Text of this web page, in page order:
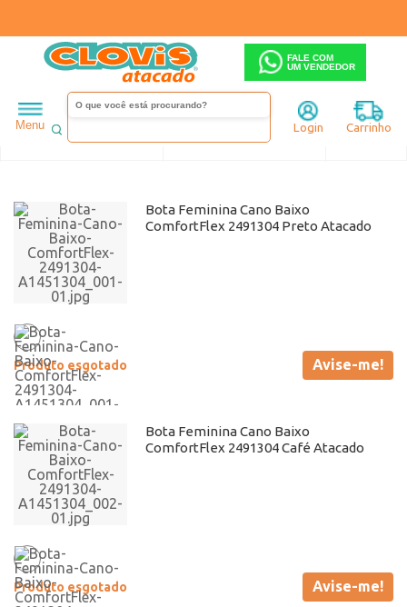
FALE COM
UM VENDEDOR
Menu Login Carrinho
Feminino Bota Comfortflex
Ordenar Filtrar
Bota Feminina Cano Baixo
ComfortFlex 2491304 Preto Atacado
Produto esgotado Avise-me!
Bota Feminina Cano Baixo
ComfortFlex 2491304 Café Atacado
Produto esgotado Avise-me!